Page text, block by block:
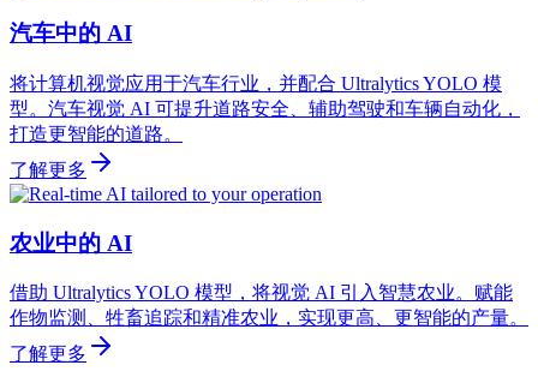
汽车中的 AI
将计算机视觉应用于汽车行业，并配合 Ultralytics YOLO 模
型。汽车视觉 AI 可提升道路安全、辅助驾驶和车辆自动化，
打造更智能的道路。
了解更多
农业中的 AI
借助 Ultralytics YOLO 模型，将视觉 AI 引入智慧农业。赋能
作物监测、牲畜追踪和精准农业，实现更高、更智能的产量。
了解更多